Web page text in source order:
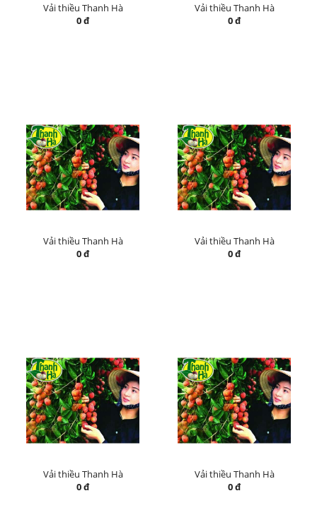
Vải thiều Thanh Hà
0 đ
Vải thiều Thanh Hà
0 đ
Vải thiều Thanh Hà
0 đ
Vải thiều Thanh Hà
0 đ
Vải thiều Thanh Hà
0 đ
Vải thiều Thanh Hà
0 đ